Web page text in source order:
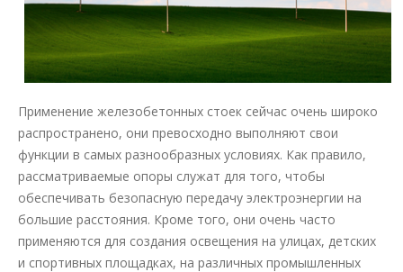
Применение железобетонных стоек сейчас очень широко
распространено, они превосходно выполняют свои
функции в самых разнообразных условиях. Как правило,
рассматриваемые опоры служат для того, чтобы
обеспечивать безопасную передачу электроэнергии на
большие расстояния. Кроме того, они очень часто
применяются для создания освещения на улицах, детских
и спортивных площадках, на различных промышленных